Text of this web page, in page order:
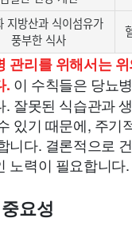
지방산과 식이섬유가
풍부한 식사
관리를 위해서는
. 이 수칙들은 당뇨
. 잘못된 식습관과
있기 때문에, 주기
니다. 결론적으로
노력이 필요합니다.
요성